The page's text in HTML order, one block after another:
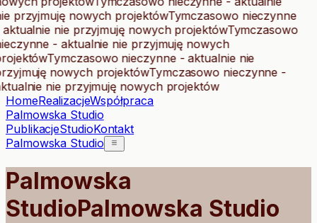
przyjmuję nowych projektówTymczasowo nieczynne
nie przyjmuję nowych projektówTymczasowo
- aktualnie nie przyjmuję nowych
Tymczasowo nieczynne - aktualnie nie
nowych projektówTymczasowo nieczynne -
nie przyjmuję nowych projektów
HomeRealizacjeWspółpraca
Palmowska Studio
PublikacjeStudioKontakt
Palmowska Studio
Palmowska
StudioPalmowska Studio